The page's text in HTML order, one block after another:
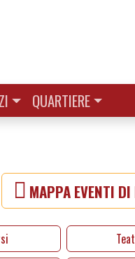
QUARTIERE
MAPPA EVENTI